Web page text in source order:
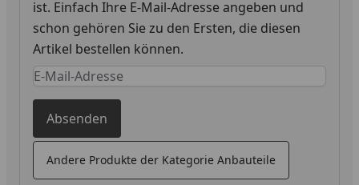
ist. Einfach Ihre E-Mail-Adresse angeben und
schon gehören Sie zu den Ersten, die diesen
Artikel bestellen können.
Keine Eingabe erforderlich
Eingabe erforderlich
Absenden
Andere Produkte der Kategorie Anbauteile